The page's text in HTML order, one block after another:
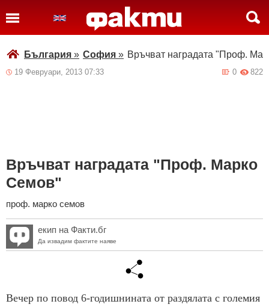
България » София » Връчват наградата "Проф.
19 Февруари, 2013 07:33 822
0
Връчват наградата "Проф. Марко
Семов"
проф. марко семов
екип на Факти.бг
Да извадим фактите наяве
Вечер по повод 6-годишнината от раздялата с големия